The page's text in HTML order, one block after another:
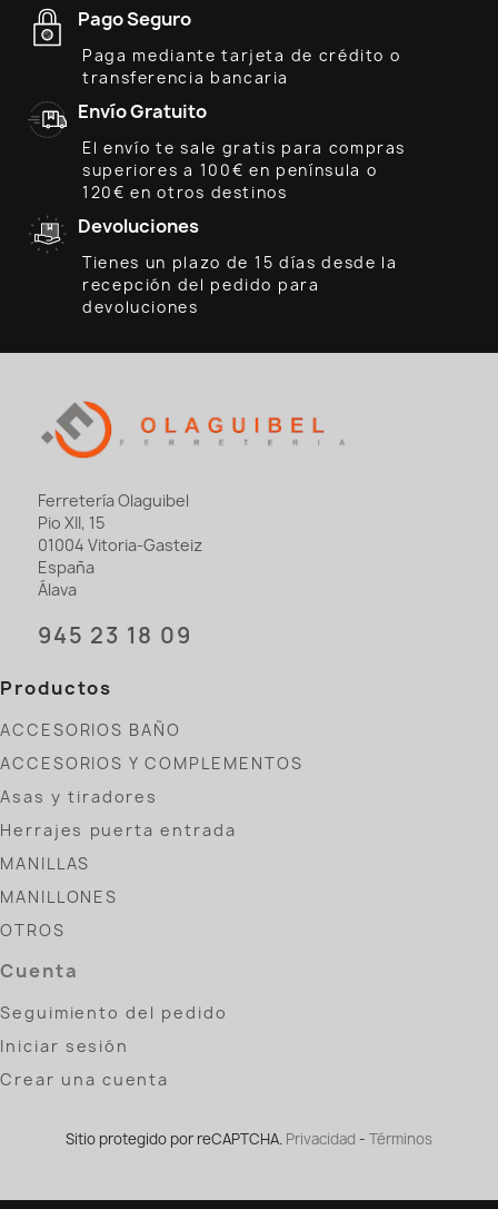
Pago Seguro
Paga mediante tarjeta de crédito o
transferencia bancaria
Envío Gratuito
El envío te sale gratis para compras
superiores a 100€ en península o
120€ en otros destinos
Devoluciones
Tienes un plazo de 15 días desde la
recepción del pedido para
devoluciones
Ferretería Olaguibel
Pio XII, 15
01004 Vitoria-Gasteiz
España
Álava
945 23 18 09
Productos
ACCESORIOS BAÑO
ACCESORIOS Y COMPLEMENTOS
Asas y tiradores
Herrajes puerta entrada
MANILLAS
MANILLONES
OTROS
Cuenta
Seguimiento del pedido
Iniciar sesión
Crear una cuenta
Sitio protegido por reCAPTCHA. Privacidad - Términos